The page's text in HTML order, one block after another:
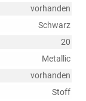
vorhanden
Schwarz
20
Metallic
vorhanden
Stoff